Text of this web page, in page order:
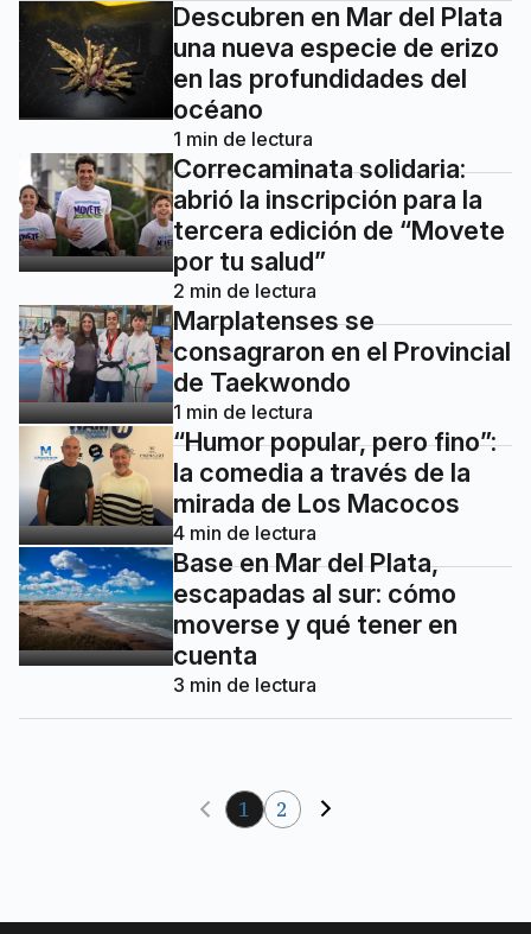
Descubren en Mar del Plata
una nueva especie de erizo
en las profundidades del
océano
1 min de lectura
Correcaminata solidaria:
abrió la inscripción para la
tercera edición de “Movete
por tu salud”
2 min de lectura
Marplatenses se
consagraron en el Provincial
de Taekwondo
1 min de lectura
“Humor popular, pero fino”:
la comedia a través de la
mirada de Los Macocos
4 min de lectura
Base en Mar del Plata,
escapadas al sur: cómo
moverse y qué tener en
cuenta
3 min de lectura
1 2